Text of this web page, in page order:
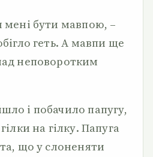
мені бути мавпою, –
геть. А мавпи ще
неповоротким
і побачило папугу,
на гілку. Папуга
що у слоненяти